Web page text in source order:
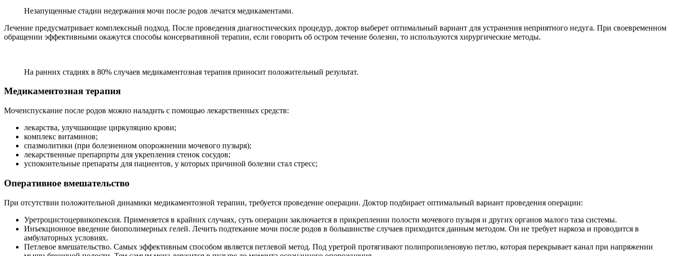
Незапущенные стадии недержания мочи после родов лечатся медикаментами.
Лечение предусматривает комплексный подход. После проведения диагностических процедур, доктор выберет оптимальный вариант для устранения неприятного недуга. При своевременном
обращении эффективными окажутся способы консервативной терапии, если говорить об остром течение болезни, то используются хирургические методы.
На ранних стадиях в 80% случаев медикаментозная терапия приносит положительный результат.
Медикаментозная терапия
Мочеиспускание после родов можно наладить с помощью лекарственных средств:
лекарства, улучшающие циркуляцию крови;
комплекс витаминов;
спазмолитики (при болезненном опорожнении мочевого пузыря);
лекарственные препарпрты для укрепления стенок сосудов;
успокоительные препараты для пациентов, у которых причиной болезни стал стресс;
Оперативное вмешательство
При отсутствии положительной динамики медикаментозной терапии, требуется проведение операции. Доктор подбирает оптимальный вариант проведения операции:
Уретроцистоцервикопексия. Применяется в крайних случаях, суть операции заключается в прикреплении полости мочевого пузыря и других органов малого таза системы.
Инъекционное введение биополимерных гелей. Лечить подтекание мочи после родов в большинстве случаев приходится данным методом. Он не требует наркоза и проводится в
амбулаторных условиях.
Петлевое вмешательство. Самых эффективным способом является петлевой метод. Под уретрой протягивают полипропиленовую петлю, которая перекрывает канал при напряжении